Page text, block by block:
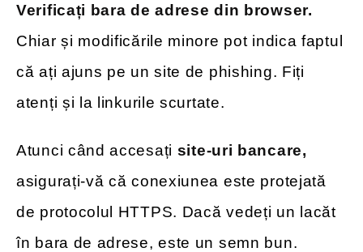
Verificați bara de adrese din browser.
Chiar și modificările minore pot indica faptul
că ați ajuns pe un site de phishing. Fiți
atenți și la linkurile scurtate.
Atunci când accesați site-uri bancare,
asigurați-vă că conexiunea este protejată
de protocolul HTTPS. Dacă vedeți un lacăt
în bara de adrese, este un semn bun.